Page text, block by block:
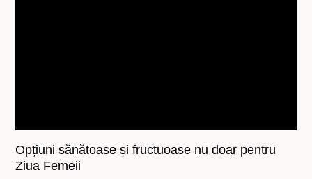
Opțiuni sănătoase și fructuoase nu doar pentru
Ziua Femeii